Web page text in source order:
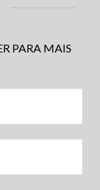
PARA MAIS